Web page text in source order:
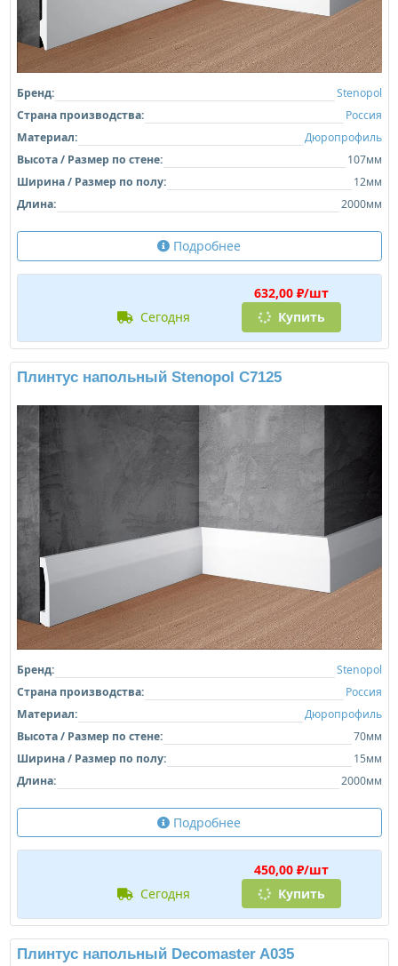
Бренд:
Stenopol
Страна производства:
Россия
Материал:
Дюропрофиль
Высота / Размер по стене:
107мм
Ширина / Размер по полу:
12мм
Длина:
2000мм
Подробнее
632,00 ₽/шт
сегодня
Купить
Плинтус напольный Stenopol C7125
Бренд:
Stenopol
Страна производства:
Россия
Материал:
Дюропрофиль
Высота / Размер по стене:
70мм
Ширина / Размер по полу:
15мм
Длина:
2000мм
Подробнее
450,00 ₽/шт
сегодня
Купить
Плинтус напольный Decomaster A035